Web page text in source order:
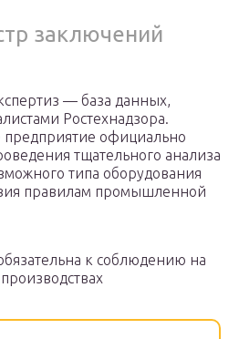
заключений
— база данных,
Ростехнадзора.
официально
тщательного анализа
типа оборудования
правилам промышленной
к соблюдению на